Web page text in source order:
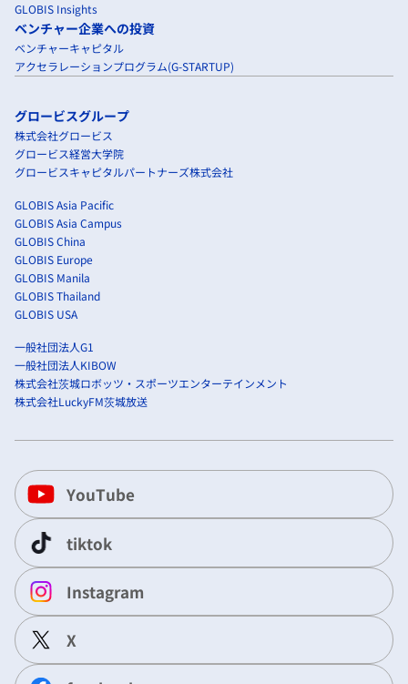
GLOBIS Insights
ベンチャー企業への投資
ベンチャーキャピタル
アクセラレーションプログラム(G-STARTUP)
グロービスグループ
株式会社グロービス
グロービス経営大学院
グロービスキャピタルパートナーズ株式会社
GLOBIS Asia Pacific
GLOBIS Asia Campus
GLOBIS China
GLOBIS Europe
GLOBIS Manila
GLOBIS Thailand
GLOBIS USA
一般社団法人G1
一般社団法人KIBOW
株式会社茨城ロボッツ・スポーツエンターテインメント
株式会社LuckyFM茨城放送
YouTube
tiktok
Instagram
X